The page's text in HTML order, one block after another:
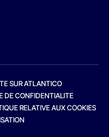
SUR ATLANTICO
DE CONFIDENTIALITE
RELATIVE AUX COOKIES